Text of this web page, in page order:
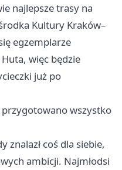
najlepsze trasy na
Kultury Kraków–
egzemplarze
więc będzie
już po
wszystko
znalazł coś dla siebie,
ambicji. Najmłodsi